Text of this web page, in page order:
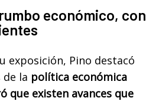
económico, con
exposición, Pino destacó
la política económica
que existen avances que